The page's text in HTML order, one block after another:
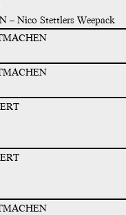
– Nico Stettlers Weepack